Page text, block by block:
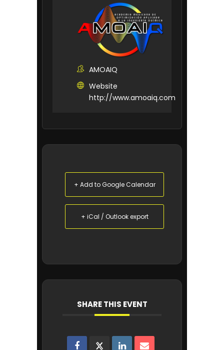
AMOAIQ
Website
http://www.amoaiq.com
+ Add to Google Calendar
+ iCal / Outlook export
SHARE THIS EVENT